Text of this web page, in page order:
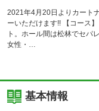
2021年4月20日よりカート
ーいただけます!! 【コース
ト。ホール間は松林でセパ
女性・
基本情報